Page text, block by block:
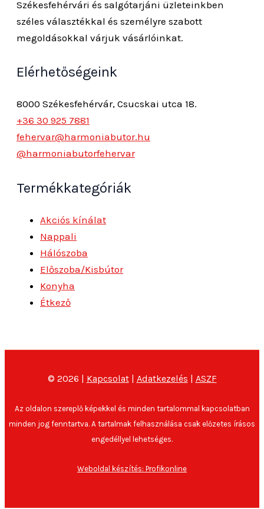
Székesfehérvári és salgótarjáni üzleteinkben
széles választékkal és személyre szabott
megoldásokkal várjuk vásárlóinkat.
Elérhetőségeink
8000 Székesfehérvár, Csucskai utca 18.
+36 30 925 7881
fehervar@harmoniabutor.hu
@harmoniabutorfehervar
Termékkategóriák
Akciós kínálat
Nappali
Hálószoba
Előszoba/Kisbútor
Konyha
Étkező
© 2026 | Kapcsolat| Adatkezelés | ASZF
Az oldalon szereplő képekkel és minden tartalommal kapcsolatban
minden jog fenntartva. A tartalmak felhasználása csak előzetes írásos
engedéllyel lehetséges.
Weboldal készítés: Profikonline